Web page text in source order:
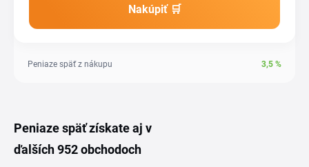
Nakúpiť 🛒
Peniaze späť z nákupu 3,5 %
Peniaze späť získate aj v
ďalších 952 obchodoch